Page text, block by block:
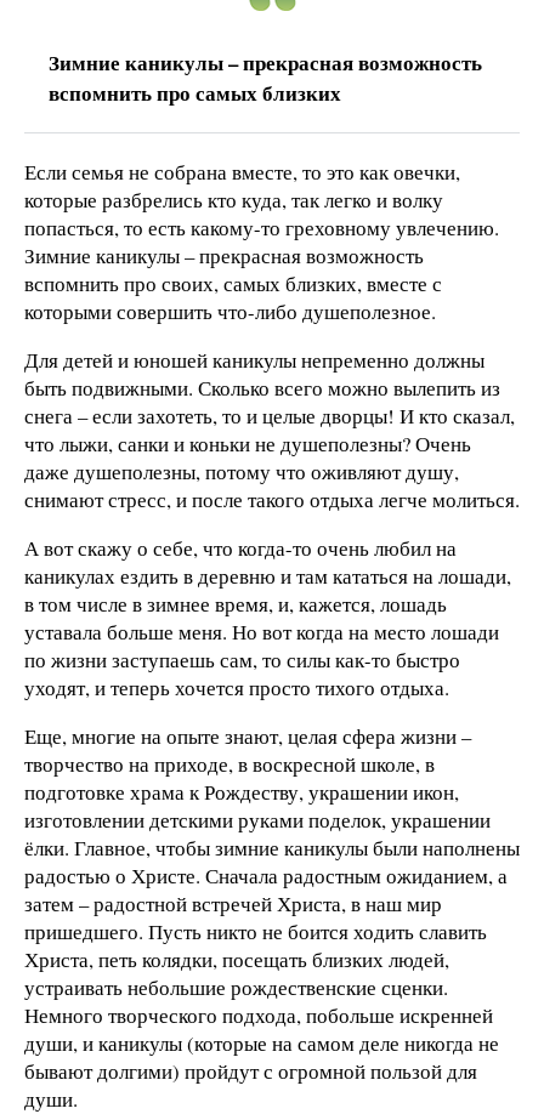
Зимние каникулы – прекрасная возможность
вспомнить про самых близких
Если семья не собрана вместе, то это как овечки,
которые разбрелись кто куда, так легко и волку
попасться, то есть какому-то греховному увлечению.
Зимние каникулы – прекрасная возможность
вспомнить про своих, самых близких, вместе с
которыми совершить что-либо душеполезное.
Для детей и юношей каникулы непременно должны
быть подвижными. Сколько всего можно вылепить из
снега – если захотеть, то и целые дворцы! И кто сказал,
что лыжи, санки и коньки не душеполезны? Очень
даже душеполезны, потому что оживляют душу,
снимают стресс, и после такого отдыха легче молиться.
А вот скажу о себе, что когда-то очень любил на
каникулах ездить в деревню и там кататься на лошади,
в том числе в зимнее время, и, кажется, лошадь
уставала больше меня. Но вот когда на место лошади
по жизни заступаешь сам, то силы как-то быстро
уходят, и теперь хочется просто тихого отдыха.
Еще, многие на опыте знают, целая сфера жизни –
творчество на приходе, в воскресной школе, в
подготовке храма к Рождеству, украшении икон,
изготовлении детскими руками поделок, украшении
ёлки. Главное, чтобы зимние каникулы были наполнены
радостью о Христе. Сначала радостным ожиданием, а
затем – радостной встречей Христа, в наш мир
пришедшего. Пусть никто не боится ходить славить
Христа, петь колядки, посещать близких людей,
устраивать небольшие рождественские сценки.
Немного творческого подхода, побольше искренней
души, и каникулы (которые на самом деле никогда не
бывают долгими) пройдут с огромной пользой для
души.